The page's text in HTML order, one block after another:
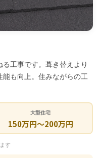
工事です。葺き替えより
も向上。住みながらの工
大型住宅
150万円〜200万円
す